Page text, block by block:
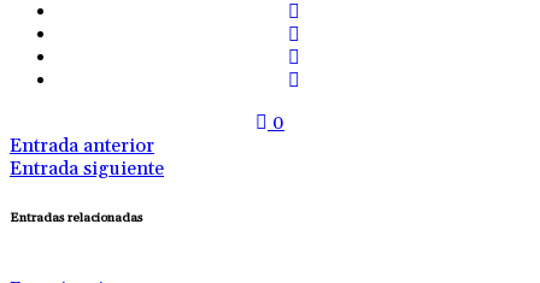
0
Entrada anterior
Entrada siguiente
Entradas relacionadas